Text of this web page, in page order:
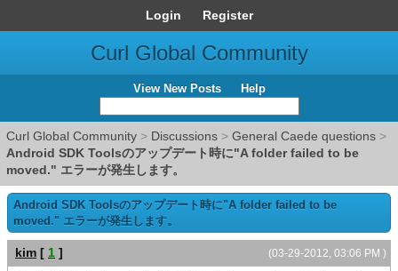
Login Register
Curl Global Community
View New Posts Help
Curl Global Community > Discussions > General Caede questions >
Android SDK Toolsのアップデート時に"A folder failed to be
moved." エラーが発生します。
Android SDK Toolsのアップデート時に"A folder failed to be
moved." エラーが発生します。
(03-29-2012, 03:06 PM )
kim [ 1 ]